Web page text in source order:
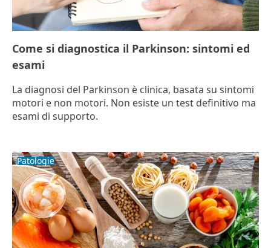
Come si diagnostica il Parkinson: sintomi ed
esami
La diagnosi del Parkinson è clinica, basata su sintomi
motori e non motori. Non esiste un test definitivo ma
esami di supporto.
Patologie